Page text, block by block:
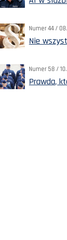
Numer 44 /
Nie
Numer 58 /
Prawda,